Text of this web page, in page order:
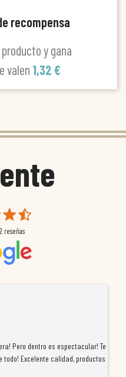
recompensa
y gana
valen 1,32 €
reseñas
Pero dentro es espectacular! Te
Excelente calidad, productos